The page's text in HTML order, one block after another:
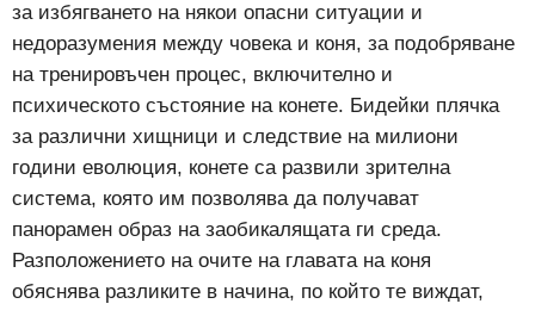
за избягването на някои опасни ситуации и
недоразумения между човека и коня, за подобряване
на тренировъчен процес, включително и
психическото състояние на конете. Бидейки плячка
за различни хищници и следствие на милиони
години еволюция, конете са развили зрителна
система, която им позволява да получават
панорамен образ на заобикалящата ги среда.
Разположението на очите на главата на коня
обяснява разликите в начина, по който те виждат,